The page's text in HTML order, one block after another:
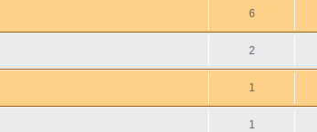
6
2
1
1